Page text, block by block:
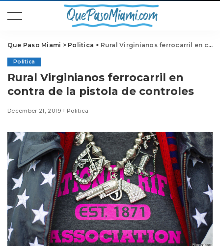
Que Paso Miami > Politica > Rural Virginianos ferrocarril en contra de la pistola de controles
Politica
Rural Virginianos ferrocarril en
contra de la pistola de controles
December 21, 2019 Politica